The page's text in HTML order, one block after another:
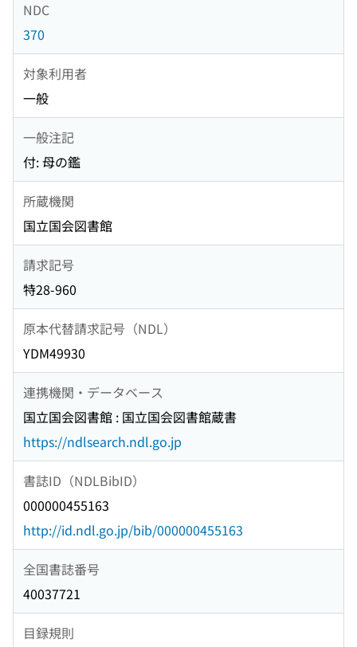
NDC
370
対象利用者
一般
一般注記
付: 母の鑑
所蔵機関
国立国会図書館
請求記号
特28-960
原本代替請求記号（NDL）
YDM49930
連携機関・データベース
国立国会図書館 : 国立国会図書館蔵書
https://ndlsearch.ndl.go.jp
書誌ID（NDLBibID）
000000455163
http://id.ndl.go.jp/bib/000000455163
全国書誌番号
40037721
目録規則